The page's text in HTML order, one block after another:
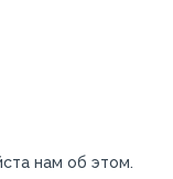
нам об этом.